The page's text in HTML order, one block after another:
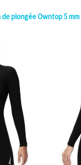
de plongée Owntop 5